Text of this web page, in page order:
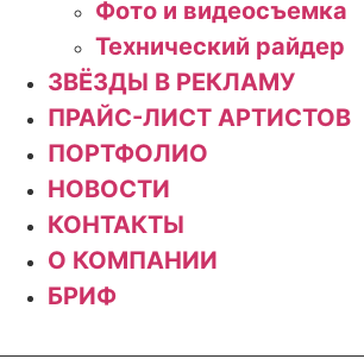
Фото и видеосъемка
Технический райдер
ЗВЁЗДЫ В РЕКЛАМУ
ПРАЙС-ЛИСТ АРТИСТОВ
ПОРТФОЛИО
НОВОСТИ
КОНТАКТЫ
О КОМПАНИИ
БРИФ